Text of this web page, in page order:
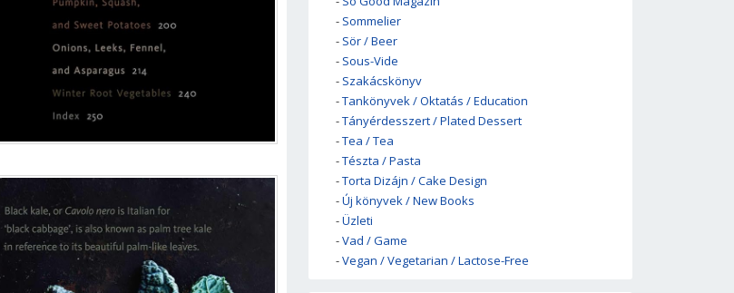
- Sommelier
- Sör / Beer
- Sous-Vide
- Szakácskönyv
-Tankönyvek / Oktatás / Education
-Tányérdesszert / Plated Dessert
-Tea / Tea
-Tészta / Pasta
-Torta Dizájn / Cake Design
-Új könyvek / New Books
-Üzleti
-Vad / Game
-Vegan / Vegetarian / Lactose-Free